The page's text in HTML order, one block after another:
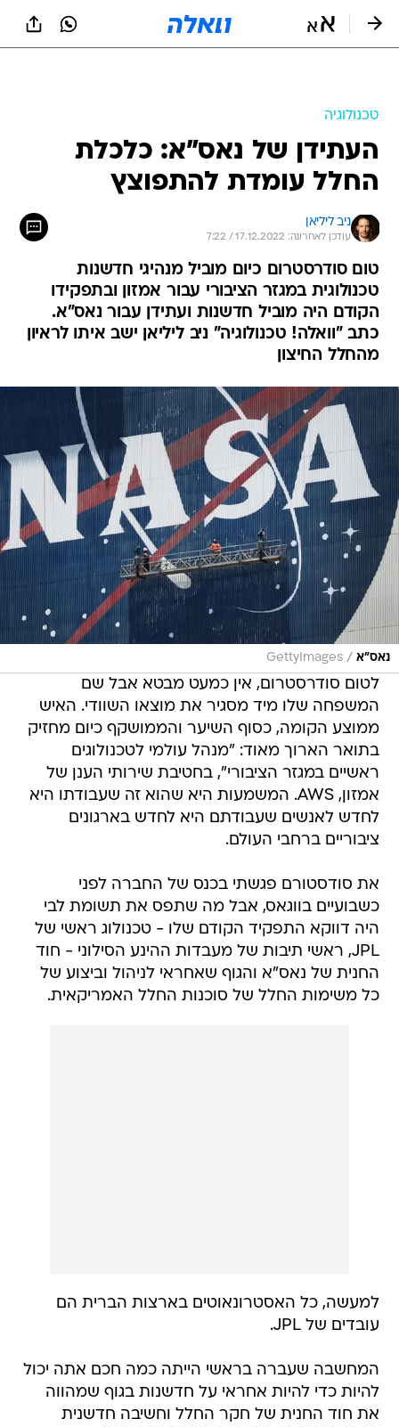
טכנולוגיה
העתידן של נאס"א: כלכלת
החלל עומדת להתפוצץ
ניב ליליאן
עודכן לאחרונה: 17.12.2022 / 7:22
טום סודרסטרום כיום מוביל מנהיגי חדשנות
טכנולוגית במגזר הציבורי עבור אמזון ובתפקידו
הקודם היה מוביל חדשנות ועתידן עבור נאס"א.
כתב "וואלה! טכנולוגיה" ניב ליליאן ישב איתו לראיון
מהחלל החיצון
נאס"א /
GettyImages
לטום סודרסטרום, אין כמעט מבטא אבל שם
המשפחה שלו מיד מסגיר את מוצאו השוודי. האיש
ממוצע הקומה, כסוף השיער והממושקף כיום מחזיק
בתואר הארוך מאוד: "מנהל עולמי לטכנולוגים
ראשיים במגזר הציבורי", בחטיבת שירותי הענן של
אמזון, AWS. המשמעות היא שהוא זה שעבודתו היא
לחדש לאנשים שעבודתם היא לחדש בארגונים
ציבוריים ברחבי העולם.
את סודסטורם פגשתי בכנס של החברה לפני
כשבועיים בווגאס, אבל מה שתפס את תשומת לבי
היה דווקא התפקיד הקודם שלו - טכנולוג ראשי של
JPL, ראשי תיבות של מעבדות ההינע הסילוני - חוד
החנית של נאס"א והגוף שאחראי לניהול וביצוע של
כל משימות החלל של סוכנות החלל האמריקאית.
למעשה, כל האסטרונאוטים בארצות הברית הם
עובדים של JPL.
המחשבה שעברה בראשי הייתה כמה חכם אתה יכול
להיות כדי להיות אחראי על חדשנות בגוף שמהווה
את חוד החנית של חקר החלל וחשיבה חדשנית